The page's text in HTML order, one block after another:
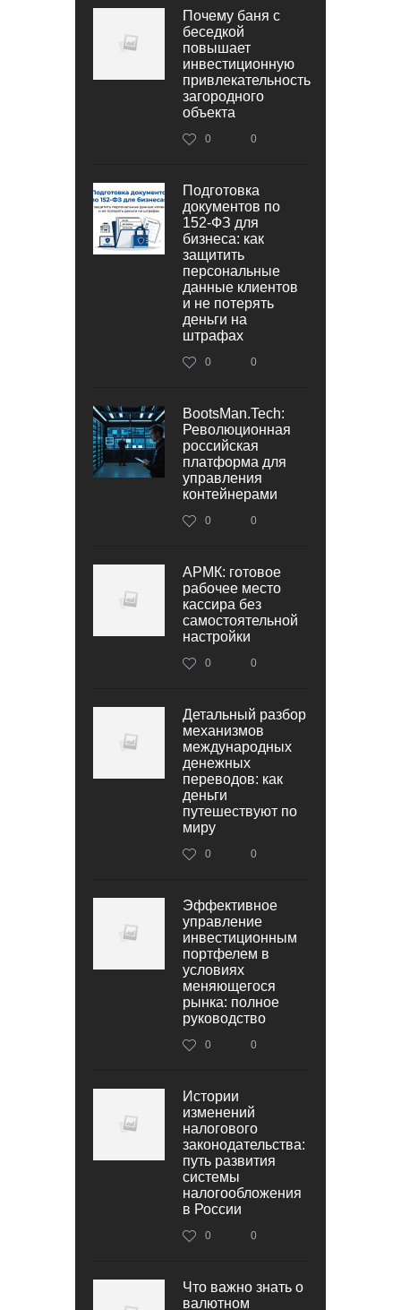
Почему баня с
беседкой
повышает
инвестиционную
привлекательность
загородного
объекта
0 0
Подготовка
документов по
152‑ФЗ для
бизнеса: как
защитить
персональные
данные клиентов
и не потерять
деньги на
штрафах
0 0
BootsMan.Tech:
Революционная
российская
платформа для
управления
контейнерами
0 0
АРМК: готовое
рабочее место
кассира без
самостоятельной
настройки
0 0
Детальный разбор
механизмов
международных
денежных
переводов: как
деньги
путешествуют по
миру
0 0
Эффективное
управление
инвестиционным
портфелем в
условиях
меняющегося
рынка: полное
руководство
0 0
Истории
изменений
налогового
законодательства:
путь развития
системы
налогообложения
в России
0 0
Что важно знать о
валютном